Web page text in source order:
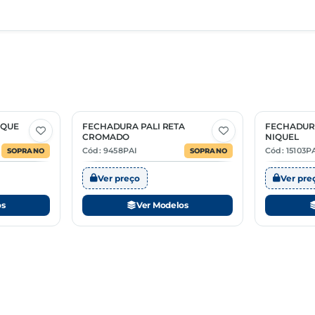
Ros34
SOPRANO
3 Opções
FECHADURA PALI RETA
CROMADO
Cód: 9458PAI SOPRANO
Ver preço
Ver Modelos
2 Opções
NIQUEL
Cód:
Ver